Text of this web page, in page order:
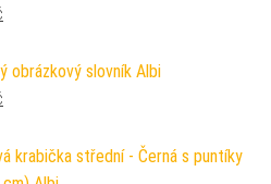
cena byla: 169 Kč.
obrázkový slovník Albi
cena byla: 429 Kč.
krabička střední - Černá s puntíky